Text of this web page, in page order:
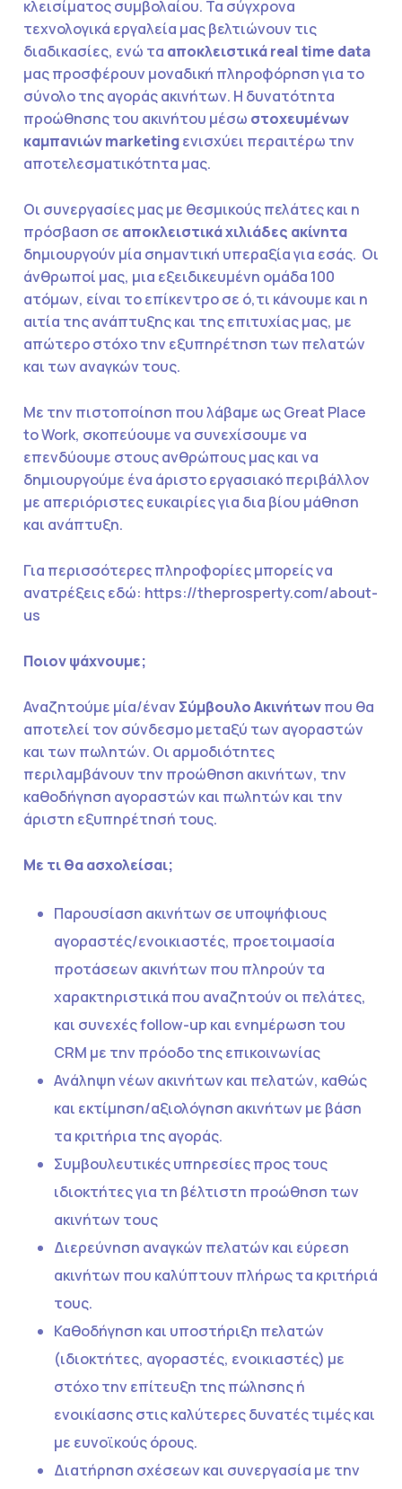
κλεισίματος συμβολαίου. Τα σύγχρονα
τεχνολογικά εργαλεία μας βελτιώνουν τις
διαδικασίες, ενώ τα αποκλειστικά real time data
μας προσφέρουν μοναδική πληροφόρηση για το
σύνολο της αγοράς ακινήτων. Η δυνατότητα
προώθησης του ακινήτου μέσω στοχευμένων
καμπανιών marketingενισχύει περαιτέρω την
αποτελεσματικότητα μας.
Οι συνεργασίες μας με θεσμικούς πελάτες και η
πρόσβαση σε αποκλειστικά χιλιάδες ακίνητα
δημιουργούν μία σημαντική υπεραξία για εσάς. Οι
άνθρωποί μας, μια εξειδικευμένη ομάδα 100
ατόμων, είναι το επίκεντρο σε ό,τι κάνουμε και η
αιτία της ανάπτυξης και της επιτυχίας μας, με
απώτερο στόχο την εξυπηρέτηση των πελατών
και των αναγκών τους.
Με την πιστοποίηση που λάβαμε ως Great Place
to Work, σκοπεύουμε να συνεχίσουμε να
επενδύουμε στους ανθρώπους μας και να
δημιουργούμε ένα άριστο εργασιακό περιβάλλον
με απεριόριστες ευκαιρίες για δια βίου μάθηση
και ανάπτυξη.
Για περισσότερες πληροφορίες μπορείς να
ανατρέξεις εδώ: https://theprosperty.com/about-
us
Ποιον ψάχνουμε;
Αναζητούμε μία/έναν Σύμβουλο Ακινήτωνπου θα
αποτελεί τον σύνδεσμο μεταξύ των αγοραστών
και των πωλητών. Οι αρμοδιότητες
περιλαμβάνουν την προώθηση ακινήτων, την
καθοδήγηση αγοραστών και πωλητών και την
άριστη εξυπηρέτησή τους.
Με τι θα ασχολείσαι;
Παρουσίαση ακινήτων σε υποψήφιους
αγοραστές/ενοικιαστές, προετοιμασία
προτάσεων ακινήτων που πληρούν τα
χαρακτηριστικά που αναζητούν οι πελάτες,
και συνεχές follow-up και ενημέρωση του
CRM με την πρόοδο της επικοινωνίας
Ανάληψη νέων ακινήτων και πελατών, καθώς
και εκτίμηση/αξιολόγηση ακινήτων με βάση
τα κριτήρια της αγοράς.
Συμβουλευτικές υπηρεσίες προς τους
ιδιοκτήτες για τη βέλτιστη προώθηση των
ακινήτων τους
Διερεύνηση αναγκών πελατών και εύρεση
ακινήτων που καλύπτουν πλήρως τα κριτήριά
τους.
Καθοδήγηση και υποστήριξη πελατών
(ιδιοκτήτες, αγοραστές, ενοικιαστές) με
στόχο την επίτευξη της πώλησης ή
ενοικίασης στις καλύτερες δυνατές τιμές και
με ευνοϊκούς όρους.
Διατήρηση σχέσεων και συνεργασία με την